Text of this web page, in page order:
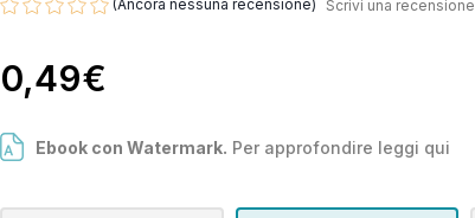
(Ancora nessuna recensione) Scrivi una recensione
0,49€
Ebook con Watermark. Per approfondire leggi qui